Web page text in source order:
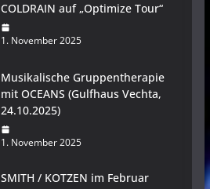
COLDRAIN auf „Optimize Tour“
1. November 2025
Musikalische Gruppentherapie
mit OCEANS (Gulfhaus Vechta,
24.10.2025)
1. November 2025
SMITH / KOTZEN im Februar